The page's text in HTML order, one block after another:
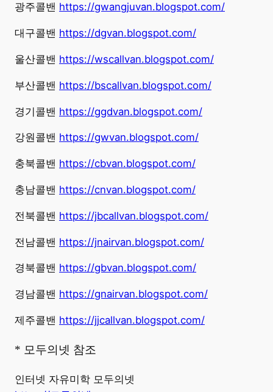
광주콜밴 https://gwangjuvan.blogspot.com/
대구콜밴 https://dgvan.blogspot.com/
울산콜밴 https://wscallvan.blogspot.com/
부산콜밴 https://bscallvan.blogspot.com/
경기콜밴 https://ggdvan.blogspot.com/
강원콜밴 https://gwvan.blogspot.com/
충북콜밴 https://cbvan.blogspot.com/
충남콜밴 https://cnvan.blogspot.com/
전북콜밴 https://jbcallvan.blogspot.com/
전남콜밴 https://jnairvan.blogspot.com/
경북콜밴 https://gbvan.blogspot.com/
경남콜밴 https://gnairvan.blogspot.com/
제주콜밴 https://jjcallvan.blogspot.com/
* 모두의넷 참조
인터넷 자유미학 모두의넷